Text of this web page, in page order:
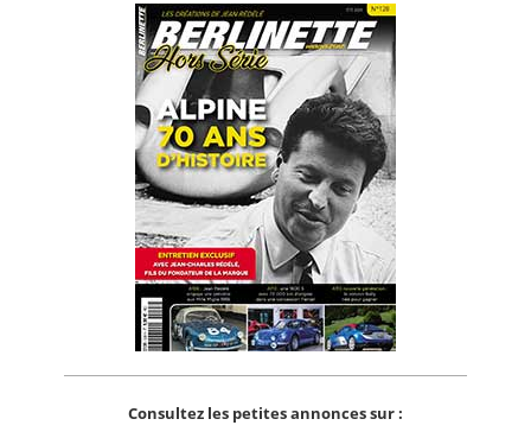
Consultez les petites annonces sur :